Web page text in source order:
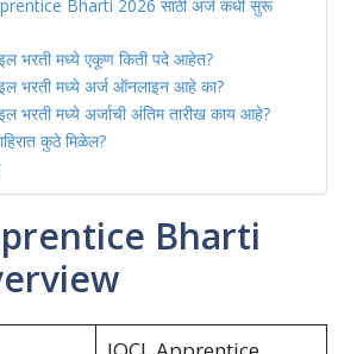
Bharti 2026 साठी अर्ज कधी सुरू
भरती मध्ये एकूण किती पदे आहेत?
भरती मध्ये अर्ज ऑनलाइन आहे का?
भरती मध्ये अर्जाची अंतिम तारीख काय आहे?
कुठे मिळेल?
Bharti